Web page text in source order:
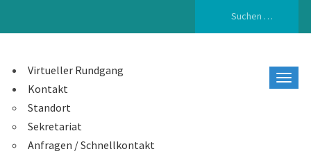
Virtueller Rundgang
Kontakt
Standort
Sekretariat
Anfragen / Schnellkontakt